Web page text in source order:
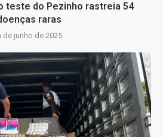
teste do Pezinho rastreia 54
raras
de junho de 2025